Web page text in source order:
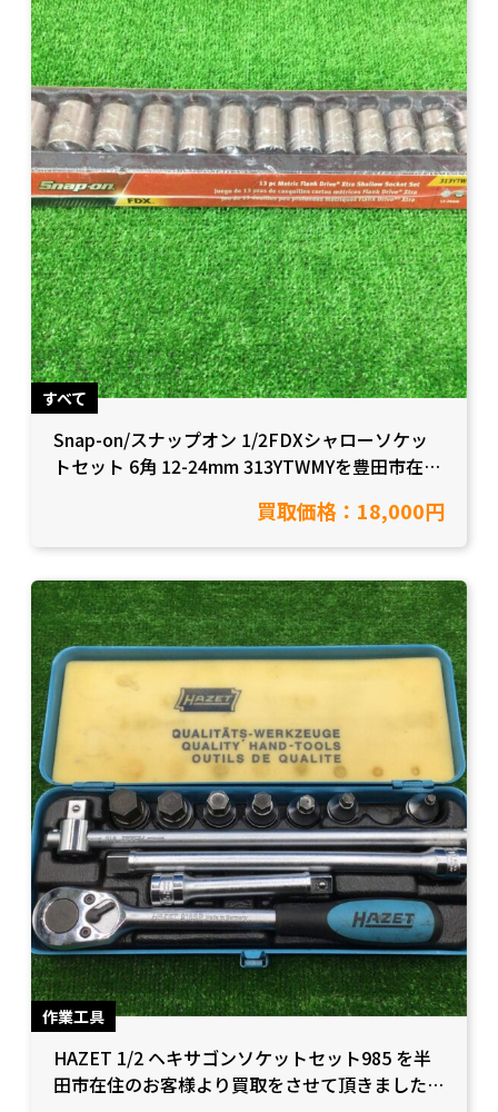
すべて
Snap-on/スナップオン 1/2FDXシャローソケッ
トセット 6角 12-24mm 313YTWMYを豊田市在住
買取価格：18,000円
作業工具
HAZET 1/2 ヘキサゴンソケットセット985 を半
田市在住のお客様より買取をさせて頂きました！